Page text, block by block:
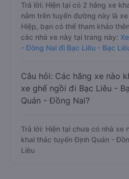
Trả lời: Hiện tại có 2 hãng xe
nằm trên tuyến đường này là xe
Hiệp, bạn có thể tham khảo
các nhà xe này tại trang này:
- Đồng Nai đi Bạc Liêu - Bạc
Câu hỏi: Các hãng xe nào
xe ghế ngồi đi Bạc Liêu -
Quán - Đồng Nai?
Trả lời: Hiện tại chưa có nhà xe
khai thác tuyến Định Quán -
Liêu